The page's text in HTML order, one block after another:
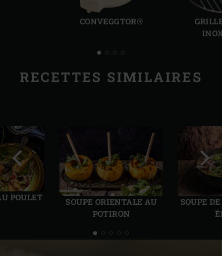
CONVEGGTOR®
RECETTES SIMILAIRES
POULET
SOUPE ORIENTALE AU
POTIRON
SOUPE
Diapo
précédente